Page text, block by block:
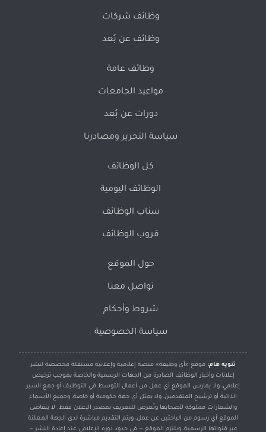
وظائف شركات
وظائف عن بُعد
وظائف عامة
مواعيد الجامعات
دورات عن بُعد
سياسة التحرير ومصادرنا
كل الوظائف
الوظائف اليومية
سناب الوظائف
قروب الوظائف
حول الموقع
تواصل معنا
شروط وأحكام
سياسة الخصوصية
تنويه هام: موقع «أي وظيفة» منصة إعلامية وإعلانية مستقلة مخصصة لنشر
إعلانات وأخبار الوظائف الصادرة من الجهات الرسمية والخاصة بموجب ترخيص
إعلامي، ولا يمارس الموقع أي عمل من أعمال التوسط في التوظيف أو جمع السير
الذاتية أو ترشيح المتقدمين، ولا يمثل أي جهة حكومية أو خاصة، وجميع الأسماء
والشعارات مملوكة لأصحابها وتُعرض للتعريف بمصدر الإعلان فقط. لا يتقاضى
الموقع أي رسوم من الباحثين عن عمل، ويتم التقديم مباشرة لدى الجهة المعلنة
عبر قنواتها الرسمية، ويلتزم الموقع — في حدود دوره الإعلامي عند إعادة النشر —